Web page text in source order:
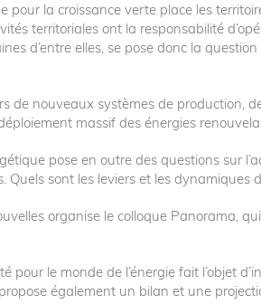
pour la croissance verte place les
territoriales ont la responsabilité
d’entre elles, se pose donc la
de nouveaux systèmes de production,
massif des énergies
pose en outre des questions sur
sont les leviers et les dynamiques
organise le colloque Panorama,
pour le monde de l’énergie fait l’objet
également un bilan et une